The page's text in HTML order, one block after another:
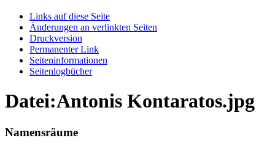
Links auf diese Seite
Änderungen an verlinkten Seiten
Druckversion
Permanenter Link
Seiten­informationen
Seitenlogbücher
Datei:Antonis Kontaratos.jpg
Namensräume